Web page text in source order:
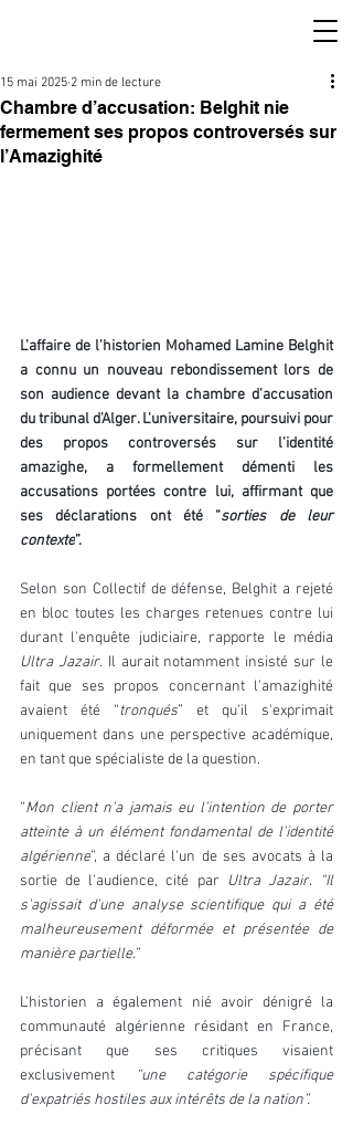
Chambre d’accusation: Belghit nie
fermement ses propos controversés sur
l’Amazighité
15 mai 2025 2 min de lecture
L'affaire de l'historien Mohamed Lamine Belghit
a connu un nouveau rebondissement lors de
son audience devant la chambre d'accusation
du tribunal d'Alger. L'universitaire, poursuivi pour
des propos controversés sur l'identité
amazighe, a formellement démenti les
accusations portées contre lui, affirmant que
ses déclarations ont été “sorties de leur
contexte”.
Selon son Collectif de défense, Belghit a rejeté
en bloc toutes les charges retenues contre lui
Ultra Jazair. Il aurait notamment insisté sur le
fait que ses propos concernant l'amazighité
avaient été “tronqués” et qu'il s'exprimait
uniquement dans une perspective académique,
en tant que spécialiste de la question.
“Mon client n'a jamais eu l'intention de porter
atteinte à un élément fondamental de l'identité
algérienne”, a déclaré l'un de ses avocats à la
sortie de l'audience, cité par Ultra Jazair.
“Il
s'agissait d'une analyse scientifique qui a été
malheureusement déformée et présentée de
manière partielle.”
L'historien a également nié avoir dénigré la
communauté algérienne résidant en France,
précisant que ses critiques visaient
exclusivement
“une catégorie spécifique
d'expatriés hostiles aux intérêts de la nation”.